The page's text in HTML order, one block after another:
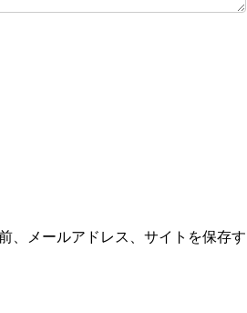
、メールアドレス、サイトを保存す